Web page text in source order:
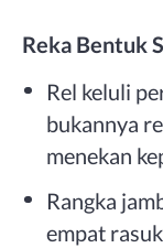
Reka Bentuk
Rel keluli
bukannya
menekan
Rangka
empat